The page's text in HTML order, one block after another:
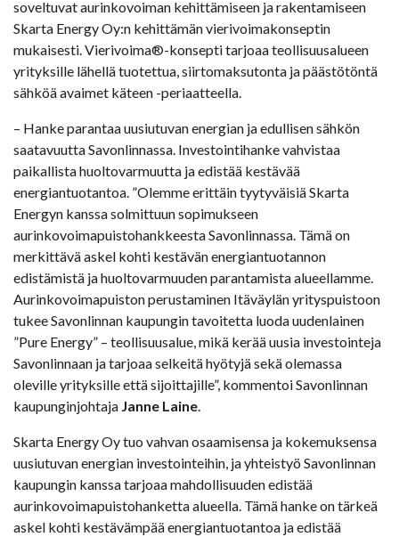
soveltuvat aurinkovoiman kehittämiseen ja rakentamiseen
Skarta Energy Oy:n kehittämän vierivoimakonseptin
mukaisesti. Vierivoima®-konsepti tarjoaa teollisuusalueen
yrityksille lähellä tuotettua, siirtomaksutonta ja päästötöntä
sähköä avaimet käteen -periaatteella.
– Hanke parantaa uusiutuvan energian ja edullisen sähkön
saatavuutta Savonlinnassa. Investointihanke vahvistaa
paikallista huoltovarmuutta ja edistää kestävää
energiantuotantoa. ”Olemme erittäin tyytyväisiä Skarta
Energyn kanssa solmittuun sopimukseen
aurinkovoimapuistohankkeesta Savonlinnassa. Tämä on
merkittävä askel kohti kestävän energiantuotannon
edistämistä ja huoltovarmuuden parantamista alueellamme.
Aurinkovoimapuiston perustaminen Itäväylän yrityspuistoon
tukee Savonlinnan kaupungin tavoitetta luoda uudenlainen
”Pure Energy” – teollisuusalue, mikä kerää uusia investointeja
Savonlinnaan ja tarjoaa selkeitä hyötyjä sekä olemassa
oleville yrityksille että sijoittajille”, kommentoi Savonlinnan
kaupunginjohtaja Janne Laine.
Skarta Energy Oy tuo vahvan osaamisensa ja kokemuksensa
uusiutuvan energian investointeihin, ja yhteistyö Savonlinnan
kaupungin kanssa tarjoaa mahdollisuuden edistää
aurinkovoimapuistohanketta alueella. Tämä hanke on tärkeä
askel kohti kestävämpää energiantuotantoa ja edistää